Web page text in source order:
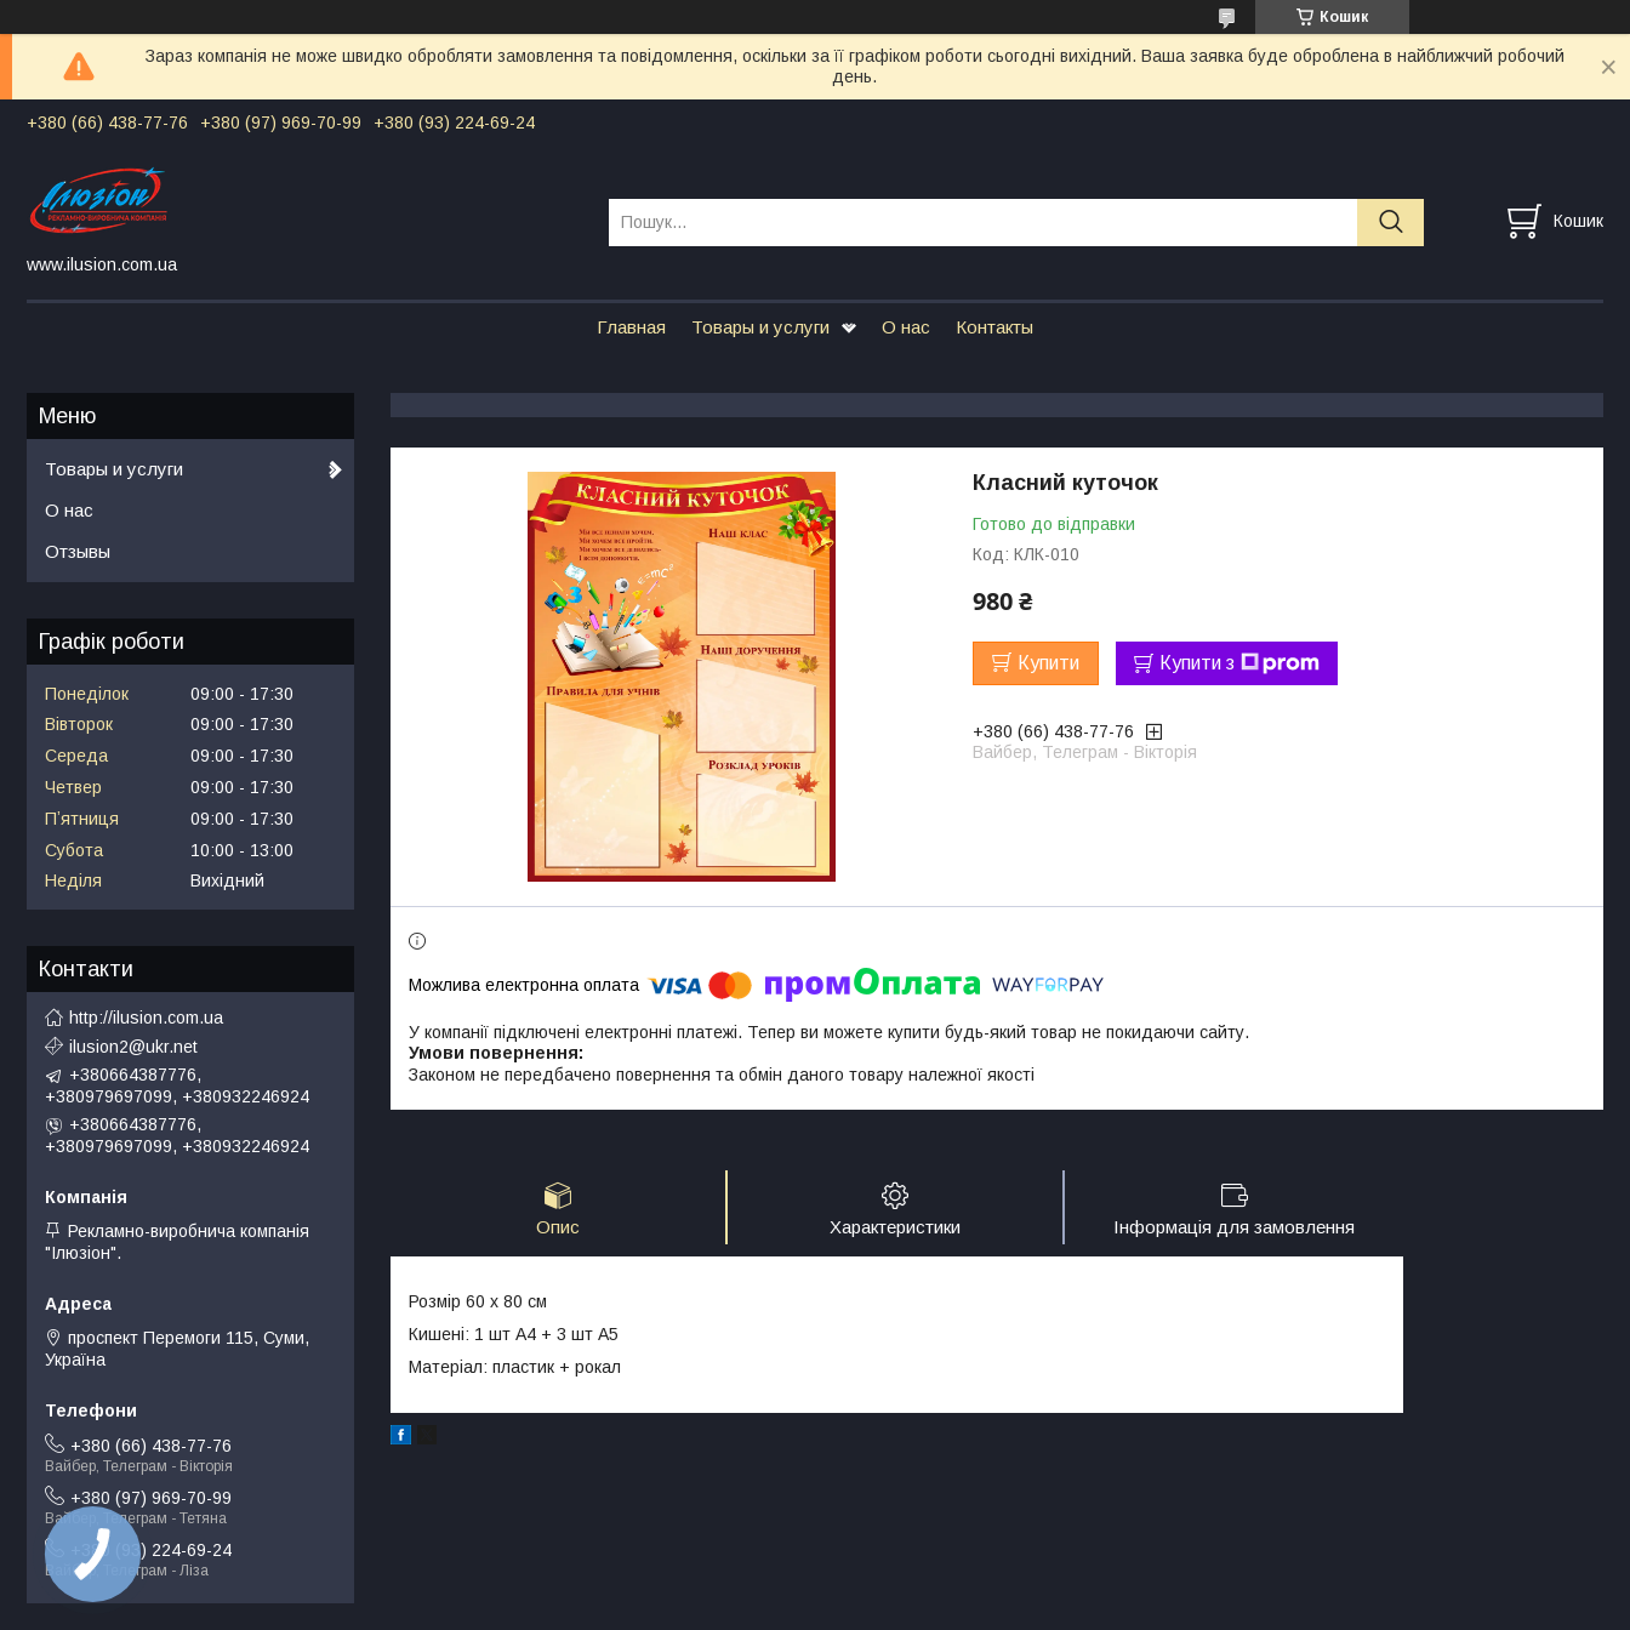
Кошик
Зараз компанія не може швидко обробляти замовлення та повідомлення, оскільки за її графіком роботи сьогодні вихідний. Ваша заявка буде оброблена в найближчий робочий
день.
+380 (66) 438-77-76 +380 (97) 969-70-99 +380 (93) 224-69-24
www.ilusion.com.ua
Кошик
Главная Товары и услуги О нас Контакты
Класний куточок
Готово до відправки
Код: КЛК-010
980 ₴
Купити Купити з
+380 (66) 438-77-76
Вайбер, Телеграм - Вікторія
У компанії підключені електронні платежі. Тепер ви можете купити будь-який товар не покидаючи сайту.
Законом не передбачено повернення та обмін даного товару належної якості
Опис Характеристики Інформація для замовлення
Розмір 60 х 80 см
Кишені: 1 шт А4 + 3 шт А5
Матеріал: пластик + рокал
Товары и услуги
О нас
Отзывы
Графік роботи
Понеділок 09:00
17:30
Вівторок
09:00
17:30
Середа
09:00
17:30
Четвер
09:00
17:30
Пʼятниця
09:00
17:30
Субота
10:00
13:00
Неділя
Вихідний
Контакти
http://ilusion.com.ua
ilusion2@ukr.net
+380664387776,
+380979697099, +380932246924
+380664387776,
+380979697099, +380932246924
Рекламно-виробнича компанія
"Ілюзіон".
проспект Перемоги 115, Суми,
Україна
+380 (66) 438-77-76
Вайбер, Телеграм - Вікторія
+380 (97) 969-70-99
Вайбер, Телеграм - Тетяна
+380 (93) 224-69-24
Вайбер, Телеграм - Ліза